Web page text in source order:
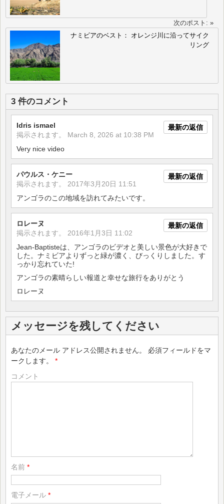
次のポスト: »
ナミビアのベスト： オレンジ川に沿ってサイク
リング
3 件のコメント
最新の返信
Idris ismael
掲示されます。 March 8, 2026 at 10:38 PM
Very nice video
最新の返信
パウルス・ケニー
掲示されます。 2017年3月20日 11:51
アンゴラのこの地域を訪れてみたいです。
最新の返信
ロレーヌ
掲示されます。 2016年1月3日 11:02
Jean-Baptisteは、アンゴラのビデオと美しい景色が大好きで
した。ナミビアよりずっと緑が濃く、びっくりしました。す
っかり忘れていた!
アンゴラの素晴らしい報道と幸せな旅行をありがとう
ロレーヌ
メッセージを残してください
あなたのメール アドレス公開されません。
必須フィールドをマ
ークします。 *
コメント
名前 *
電子メール *